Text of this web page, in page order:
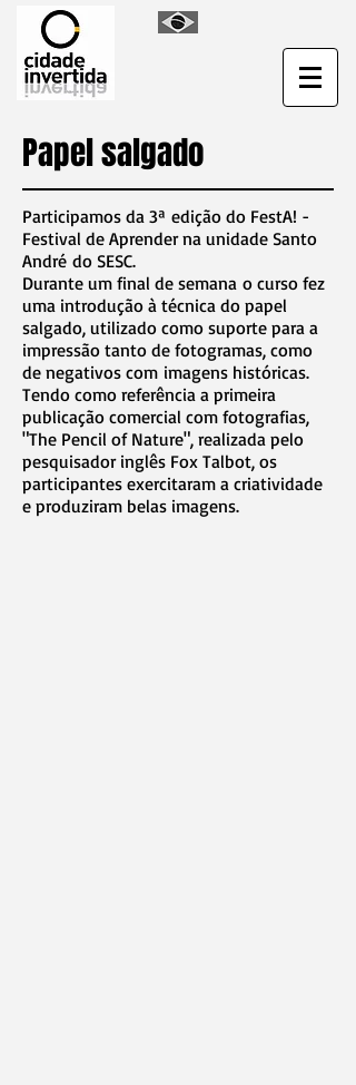
Papel salgado
Participamos da 3ª edição do FestA! -
Festival de Aprender na unidade Santo
André do SESC.
Durante um final de semana o curso fez
uma introdução à técnica do papel
salgado, utilizado como suporte para a
impressão tanto de fotogramas, como
de negativos com imagens históricas.
Tendo como referência a primeira
publicação comercial com fotografias,
"The Pencil of Nature", realizada pelo
pesquisador inglês Fox Talbot, os
participantes exercitaram a criatividade
e produziram belas imagens.